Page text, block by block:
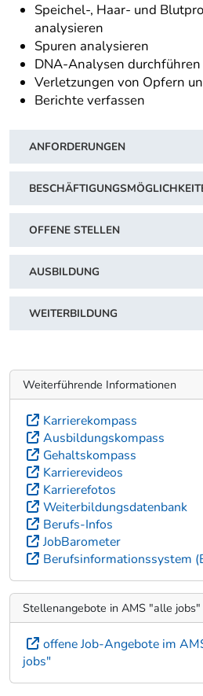
Speichel-, Haar- und
analysieren
Spuren analysieren
DNA-Analysen durchführen
Verletzungen von Opfern
Berichte verfassen
ANFORDERUNGEN
OFFENE STELLEN
AUSBILDUNG
WEITERBILDUNG
Weiterführende Informationen
Karrierekompass
Ausbildungskompass
Gehaltskompass
Karrierevideos
Karrierefotos
Weiterbildungsdatenbank
Berufs-Infos
JobBarometer
Berufsinformationssystem
Stellenangebote in AMS "alle jobs"
offene Job-Angebote im
jobs"